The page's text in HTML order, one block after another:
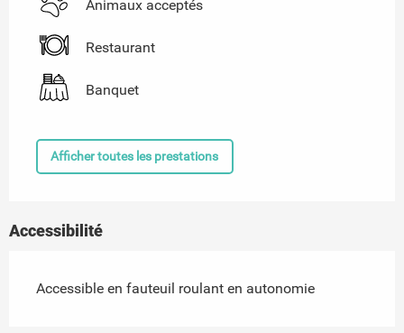
Animaux acceptés
Restaurant
Banquet
Afficher toutes les prestations
Accessibilité
Accessible en fauteuil roulant en autonomie